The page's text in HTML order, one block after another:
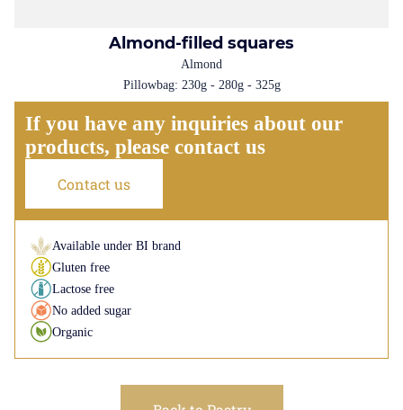
Almond-filled squares
Almond
Pillowbag: 230g - 280g - 325g
If you have any inquiries about our
products, please contact us
Contact us
Available under BI brand
Gluten free
Lactose free
No added sugar
Organic